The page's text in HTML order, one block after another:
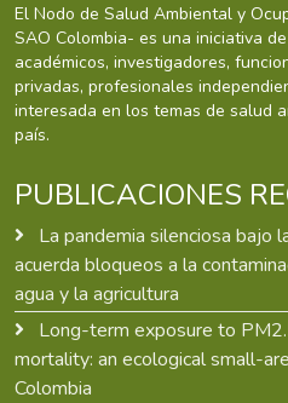
El Nodo de Salud Ambiental y
SAO Colombia- es una iniciativa
académicos, investigadores,
privadas, profesionales
interesada en los temas de salud
país.
PUBLICACIONES
La pandemia silenciosa bajo
acuerda bloqueos a la
agua y la agricultura
Long-term exposure to
mortality: an ecological small-
Colombia